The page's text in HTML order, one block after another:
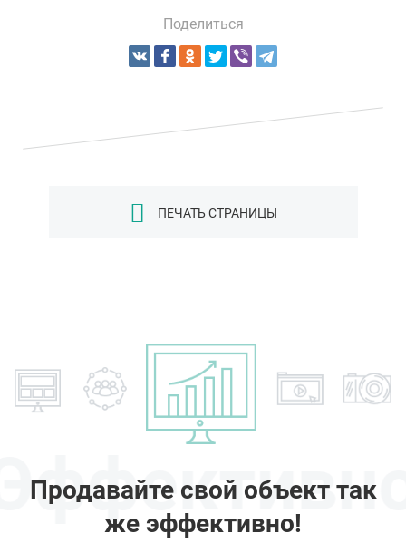
Поделиться
ПЕЧАТЬ СТРАНИЦЫ
Продавайте свой объект так
же эффективно!